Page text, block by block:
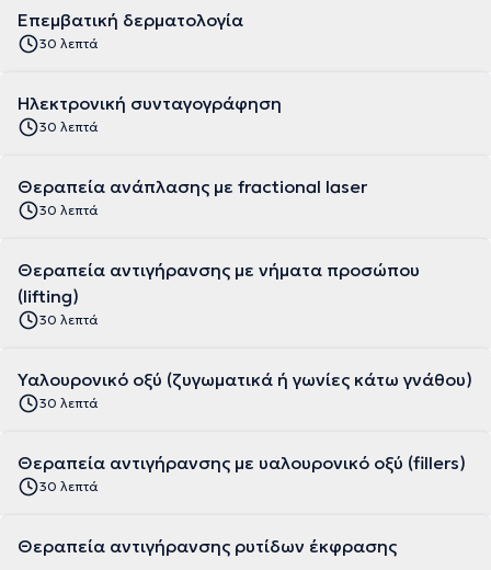
Επεμβατική δερματολογία
30 λεπτά
Ηλεκτρονική συνταγογράφηση
30 λεπτά
Θεραπεία ανάπλασης με fractional laser
30 λεπτά
Θεραπεία αντιγήρανσης με νήματα προσώπου
(lifting)
30 λεπτά
Υαλουρονικό οξύ (ζυγωματικά ή γωνίες κάτω γνάθου)
30 λεπτά
Θεραπεία αντιγήρανσης με υαλουρονικό οξύ (fillers)
30 λεπτά
Θεραπεία αντιγήρανσης ρυτίδων έκφρασης